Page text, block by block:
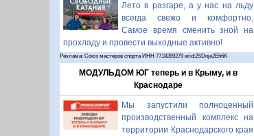
Лето в разгаре, а у нас на льду
всегда свежо и комфортно.
Самое время сменить зной на
прохладу и провести выходные активно!
Реклама: Союз мастеров спорта ИНН 7718289279 erid:2SDnje2Eh6K
МОДУЛЬДОМ ЮГ теперь и в Крыму, и в
Краснодаре
Мы запустили полноценный
производственный комплекс на
территории Краснодарского края